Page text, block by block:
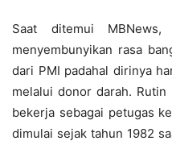
Saat ditemui
menyembunyikan rasa
dari PMI padahal dirinya
melalui donor darah.
bekerja sebagai petugas
dimulai sejak tahun 1982